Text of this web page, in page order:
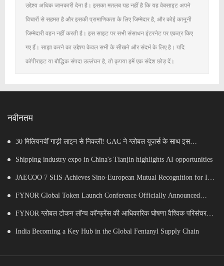
उद्देश्य अधिक जानकारी देना है। इसका मतलब यह नहीं है कि यह वेबसाइट अपने
विचारों से सहमत है और इसकी प्रामाणिकता के लिए जिम्मेदार है, और कोई कानूनी
जिम्मेदारी वहन नहीं करती है। इस साइट पर सभी संसाधन इंटरनेट पर एकत्र किए
गए हैं। साझा करने का उद्देश्य केवल सभी के सीखने और संदर्भ के लिए है। यदि
कॉपीराइट या बौद्धिक संपदा उल्लंघन है, तो कृपया हमें एक संदेश छोड़ दें।
नवीनतम
30 मिलियनवीं गाड़ी लाइन से निकली! GAC ने ग्लोबल यूज़र्स के साथ इस
माइलस्टोन का जश्न मनाया
Shipping industry expo in China's Tianjin highlights AI opportunities
JAECOO 7 SHS Achieves Sino-European Mutual Recognition for Its
Full Lifecycle Carbon Footprint of Just 120.40 gCO₂e/km
FYNOR Global Token Launch Conference Officially Announced
Global Circulation Ecosystem Enters a New Stage
FYNOR ग्लोबल टोकन लॉन्च कॉन्फ्रेंस की आधिकारिक घोषणा वैश्विक परिसंचरण
पारिस्थितिकी तंत्र एक नए चरण में प्रवेश कर रहा है
India Becoming a Key Hub in the Global Fentanyl Supply Chain